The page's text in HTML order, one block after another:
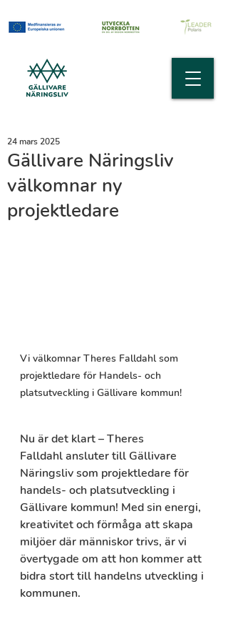
Gällivare Näringsliv
välkomnar ny
projektledare
24 mars 2025
Vi välkomnar Theres Falldahl som
projektledare för Handels- och
platsutveckling i Gällivare kommun!
Nu är det klart – Theres
Falldahl ansluter till Gällivare
Näringsliv som projektledare för
handels- och platsutveckling i
Gällivare kommun! Med sin energi,
kreativitet och förmåga att skapa
miljöer där människor trivs, är vi
övertygade om att hon kommer att
bidra stort till handelns utveckling i
kommunen.